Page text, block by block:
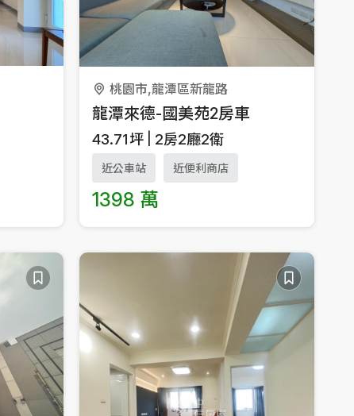
桃園市,龍潭區新龍路
龍潭來德-國美苑2房車
43.71坪 2房2廳2衛
近公車站 近便利商店
1398 萬